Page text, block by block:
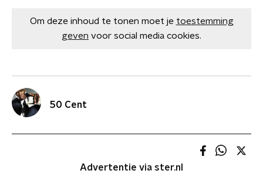
Om deze inhoud te tonen moet je toestemming
geven voor social media cookies.
50 Cent
Advertentie via ster.nl